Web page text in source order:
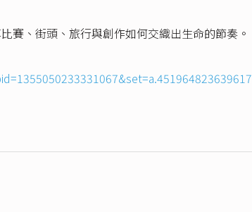
賽、街頭、旅行與創作如何交織出生命的節奏。